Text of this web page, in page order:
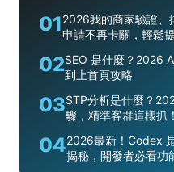
012026我的商家驗證、
申請不再卡關，輕鬆
02SEO 是什麼？2026
到上首頁攻略
03STP分析是什麼？
驟，精準客群這樣抓
042026最新！Codex
揭秘，開發者必看功